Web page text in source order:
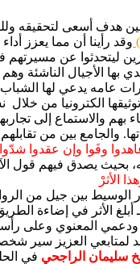
هدف أسعى لتحقيقه
وقد رأينا أن مما يعزز
ليتحدثوا عن مسيرتهم
بها الأجيال الناشئة
عامه يدعي لها
الكترونيا من خلال
بهم والاستماع إلى
والجامع بين من
وفَوا وإن عقدوا شدّوا
بحيث يصدق فيهم قول
الأثرْ
بين جيل من الرواد
الأثر في إضاءة الطريق
المعنوي وعلى
لمتابعي العزيز سير
سليمان الراجحي في